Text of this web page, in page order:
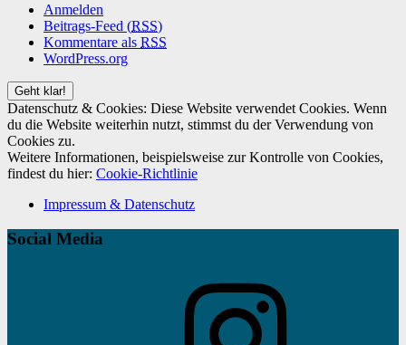
Anmelden
Beitrags-Feed (RSS)
Kommentare als RSS
WordPress.org
Datenschutz & Cookies: Diese Website verwendet Cookies. Wenn
du die Website weiterhin nutzt, stimmst du der Verwendung von
Cookies zu.
Weitere Informationen, beispielsweise zur Kontrolle von Cookies,
findest du hier: Cookie-Richtlinie
Impressum & Datenschutz
Social Media